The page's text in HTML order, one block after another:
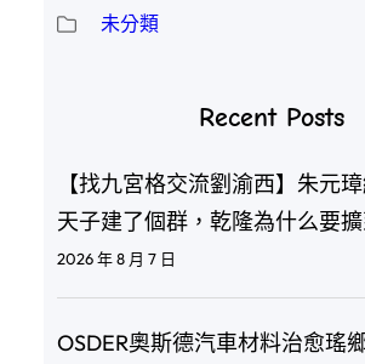
未分類
Recent Posts
【找九宮格交流劉渝西】朱元
天子建了個群，乾隆為什么要擴
2026 年 8 月 7 日
OSDER奧斯德汽車材料治愈瑤